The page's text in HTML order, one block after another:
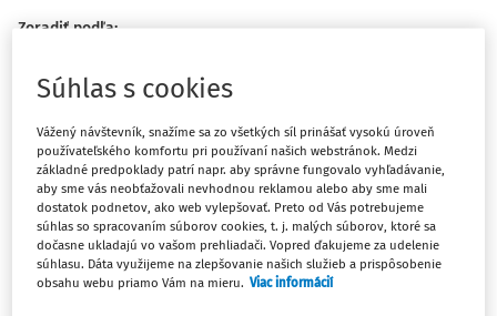
Zoradiť podľa:
Odber krvi pri vzniku pracovného úrazu
Odber krvi pri vzniku pracovného úrazu Ing. František
Blažek Národný inšpektorát práce Kto a na základe
akého predpisu je oprávnený resp. povinný vykonať
odber krvi zamestnancovi pri vzniku pracovného...
Súhlas s cookies
Vážený návštevník, snažíme sa zo všetkých síl prinášať vysokú úroveň
používateľského komfortu pri používaní našich webstránok. Medzi
základné predpoklady patrí napr. aby správne fungovalo vyhľadávanie,
aby sme vás neobťažovali nevhodnou reklamou alebo aby sme mali
dostatok podnetov, ako web vylepšovať. Preto od Vás potrebujeme
súhlas so spracovaním súborov cookies, t. j. malých súborov, ktoré sa
dočasne ukladajú vo vašom prehliadači. Vopred ďakujeme za udelenie
súhlasu. Dáta využijeme na zlepšovanie našich služieb a prispôsobenie
obsahu webu priamo Vám na mieru. Viac informácií